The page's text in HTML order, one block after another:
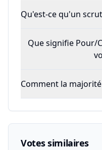
Qu'est-ce qu'un
Que signifie Pour/
Comment la
Votes similaires